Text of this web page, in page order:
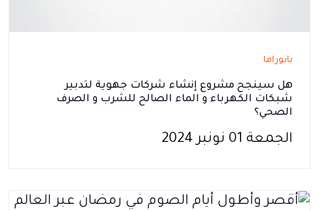
بانوراما
هل سينجح مشروع إنشاء شركات جهوية لتدبير
شبكات الكهرباء و الماء الصالح للشرب و الصرف
الصحي؟
الجمعة 01 نونبر 2024